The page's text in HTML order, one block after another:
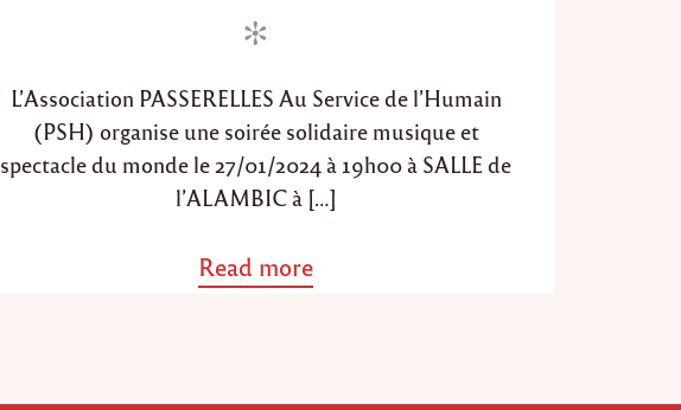
n
L’Association PASSERELLES Au Service de l’Humain
(PSH) organise une soirée solidaire musique et
spectacle du monde le 27/01/2024 à 19h00 à SALLE de
l’ALAMBIC à […]
Read morea
b